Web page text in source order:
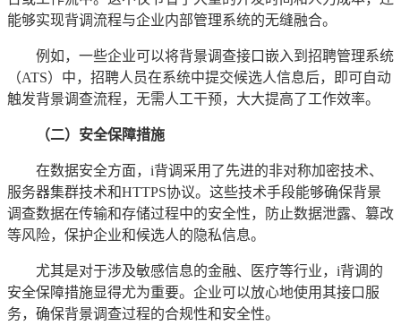
能够实现背调流程与企业内部管理系统的无缝融合。
例如，一些企业可以将背景调查接口嵌入到招聘管理系统
（ATS）中，招聘人员在系统中提交候选人信息后，即可自动
触发背景调查流程，无需人工干预，大大提高了工作效率。
（二）安全保障措施
在数据安全方面，i背调采用了先进的非对称加密技术、
服务器集群技术和HTTPS协议。这些技术手段能够确保背景
调查数据在传输和存储过程中的安全性，防止数据泄露、篡改
等风险，保护企业和候选人的隐私信息。
尤其是对于涉及敏感信息的金融、医疗等行业，i背调的
安全保障措施显得尤为重要。企业可以放心地使用其接口服
务，确保背景调查过程的合规性和安全性。